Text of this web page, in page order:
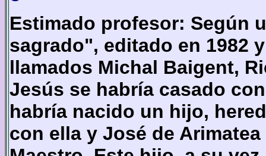
Estimado profesor: Según
sagrado", editado en 1982
llamados Michal Baigent,
Jesús se habría casado
habría nacido un hijo,
con ella y José de